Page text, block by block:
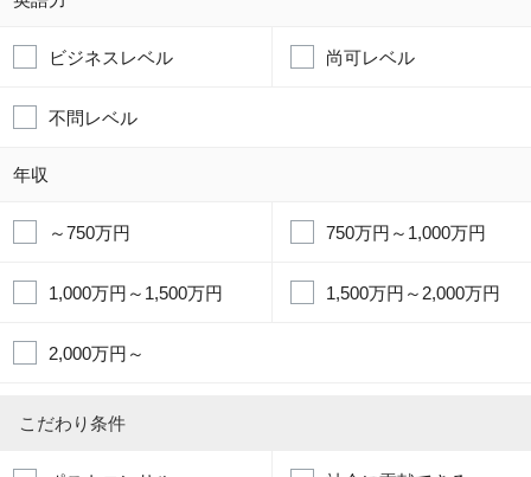
ビジネスレベル 尚可レベル
不問レベル
年収
～750万円 750万円～1,000万円
1,000万円～1,500万円 1,500万円～2,000万円
2,000万円～
こだわり条件